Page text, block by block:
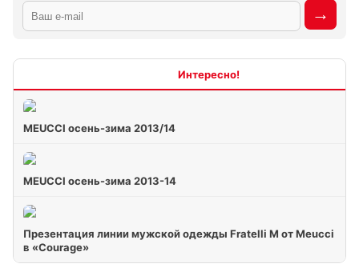
MEUCCI осень-зима 2013/14
MEUCCI осень-зима 2013-14
Презентация линии мужской одежды Fratelli M от Meucci
в «Courage»